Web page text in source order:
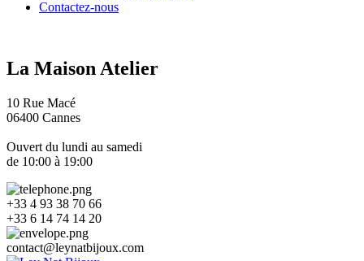
Contactez-nous
La Maison Atelier
10 Rue Macé
06400 Cannes
Ouvert du lundi au samedi
de 10:00 à 19:00
+33 4 93 38 70 66
+33 6 14 74 14 20​
contact@leynatbijoux.com